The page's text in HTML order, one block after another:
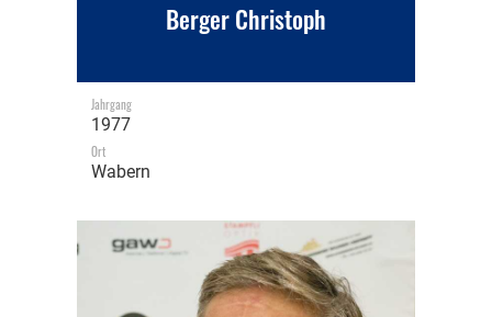
Berger Christoph
Jahrgang
1977
Ort
Wabern